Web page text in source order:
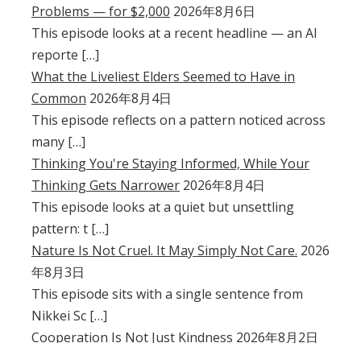
Problems — for $2,000 2026年8月6日
This episode looks at a recent headline — an AI
reporte […]
What the Liveliest Elders Seemed to Have in
Common 2026年8月4日
This episode reflects on a pattern noticed across
many […]
Thinking You're Staying Informed, While Your
Thinking Gets Narrower 2026年8月4日
This episode looks at a quiet but unsettling
pattern: t […]
Nature Is Not Cruel. It May Simply Not Care. 2026
年8月3日
This episode sits with a single sentence from
Nikkei Sc […]
Cooperation Is Not Just Kindness 2026年8月2日